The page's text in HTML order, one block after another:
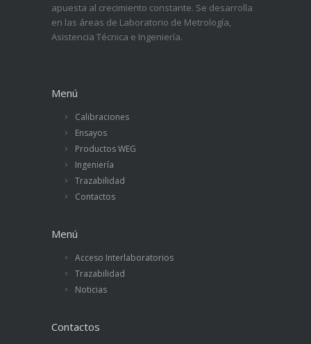
apuesta al crecimiento constante. Se desarrolla
en las áreas de Laboratorio de Metrología,
Asistencia Técnica e Ingeniería.
Menú
Calibraciones
Ensayos
Productos WEG
Ingeniería
Trazabilidad
Contactos
Menú
Acceso Interlaboratorios
Trazabilidad
Noticias
Contactos